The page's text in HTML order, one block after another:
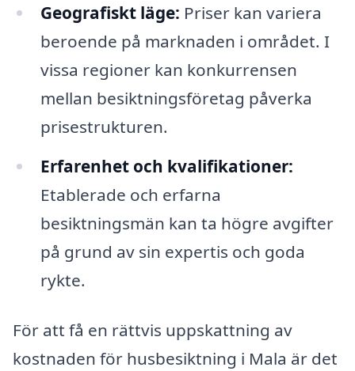
Geografiskt läge: Priser kan variera
beroende på marknaden i området. I
vissa regioner kan konkurrensen
mellan besiktningsföretag påverka
prisestrukturen.
Erfarenhet och kvalifikationer:
Etablerade och erfarna
besiktningsmän kan ta högre avgifter
på grund av sin expertis och goda
rykte.
För att få en rättvis uppskattning av
kostnaden för husbesiktning i Mala är det